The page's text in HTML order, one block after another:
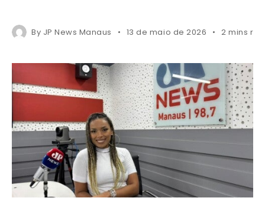
By JP News Manaus 13 de maio de 2026 2 mins